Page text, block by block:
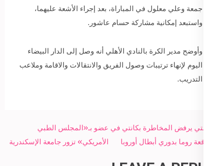
جمعة وعلي معلول في المباراة، بعد إجراء الأشعة عليهما،
واستبعد إمكانية مشاركة حسام عاشور.
وأوضح مدير الكرة بالنادي الأهلي أنه وصل إلى الدار البيضاء
اليوم لإنهاء ترتيبات وصول الفريق والانتقالات والاقامة وملاعب
التدريب.
Post
navigation
عضو بـ«المجلس الطبي
الأمريكي» تزور جامعة الإسكندرية
كونتي يرفض المخاطرة بكانتي في
موقعة روما بدوري أبطال أوروبا